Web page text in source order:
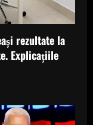
rezultate la
Explicațiile